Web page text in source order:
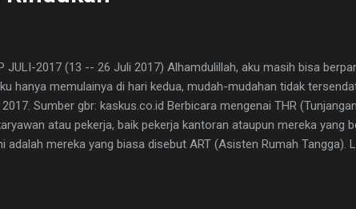
JULI-2017 (13 -- 26 Juli 2017) Alhamdulillah, aku masih bisa
hanya memulainya di hari kedua, mudah-mudahan tidak
Sumber gbr: kaskus.co.id Berbicara mengenai THR
atau pekerja, baik pekerja kantoran ataupun mereka yang
adalah mereka yang biasa disebut ART (Asisten Rumah Tangga).